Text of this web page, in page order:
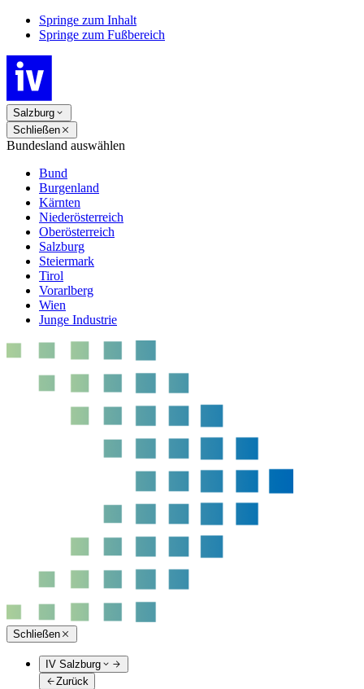
Springe zum Inhalt
Springe zum Fußbereich
Salzburg
Schließen
Bundesland auswählen
Bund
Burgenland
Kärnten
Niederösterreich
Oberösterreich
Salzburg
Steiermark
Tirol
Vorarlberg
Wien
Junge Industrie
Schließen
IV Salzburg
Zurück